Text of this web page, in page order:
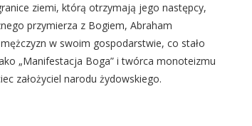
ziemi, którą otrzymają jego następcy,
przymierza z Bogiem, Abraham
w swoim gospodarstwie, co stało
„Manifestacja Boga” i twórca monoteizmu
założyciel narodu żydowskiego.